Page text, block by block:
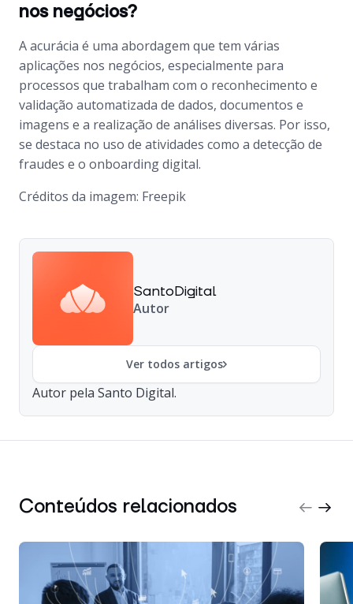
nos negócios?
A acurácia é uma abordagem que tem várias
aplicações nos negócios, especialmente para
processos que trabalham com o reconhecimento e
validação automatizada de dados, documentos e
imagens e a realização de análises diversas. Por isso,
se destaca no uso de atividades como a detecção de
fraudes e o onboardingdigital.
Créditos da imagem: Freepik
SantoDigital
Autor
Ver todos artigos
Autor pela Santo Digital.
Conteúdos relacionados